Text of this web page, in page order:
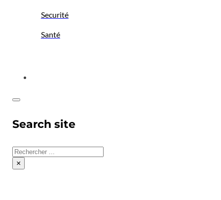
Securité
Santé
Search site
Rechercher
×